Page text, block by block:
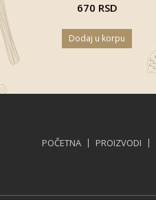
670 RSD
Dodaj u korpu
POČETNA PROIZVODI